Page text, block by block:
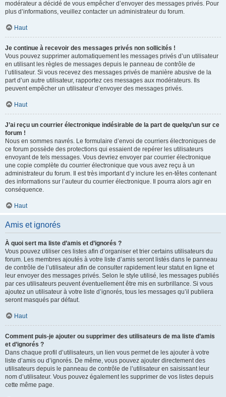
modérateur a décidé de vous empêcher d’envoyer des messages privés. Pour
plus d’informations, veuillez contacter un administrateur du forum.
Haut
Je continue à recevoir des messages privés non sollicités !
Vous pouvez supprimer automatiquement les messages privés d’un utilisateur
en utilisant les règles de messages depuis le panneau de contrôle de
l’utilisateur. Si vous recevez des messages privés de manière abusive de la
part d’un autre utilisateur, rapportez ces messages aux modérateurs. Ils
peuvent empêcher un utilisateur d’envoyer des messages privés.
Haut
J’ai reçu un courrier électronique indésirable de la part de quelqu’un sur ce
forum !
Nous en sommes navrés. Le formulaire d’envoi de courriers électroniques de
ce forum possède des protections qui essaient de repérer les utilisateurs
envoyant de tels messages. Vous devriez envoyer par courrier électronique
une copie complète du courrier électronique que vous avez reçu à un
administrateur du forum. Il est très important d’y inclure les en-têtes contenant
des informations sur l’auteur du courrier électronique. Il pourra alors agir en
conséquence.
Haut
Amis et ignorés
À quoi sert ma liste d’amis et d’ignorés ?
Vous pouvez utiliser ces listes afin d’organiser et trier certains utilisateurs du
forum. Les membres ajoutés à votre liste d’amis seront listés dans le panneau
de contrôle de l’utilisateur afin de consulter rapidement leur statut en ligne et
leur envoyer des messages privés. Selon le style utilisé, les messages publiés
par ces utilisateurs peuvent éventuellement être mis en surbrillance. Si vous
ajoutez un utilisateur à votre liste d’ignorés, tous les messages qu’il publiera
seront masqués par défaut.
Haut
Comment puis-je ajouter ou supprimer des utilisateurs de ma liste d’amis
et d’ignorés ?
Dans chaque profil d’utilisateurs, un lien vous permet de les ajouter à votre
liste d’amis ou d’ignorés. De même, vous pouvez ajouter directement des
utilisateurs depuis le panneau de contrôle de l’utilisateur en saisissant leur
nom d’utilisateur. Vous pouvez également les supprimer de vos listes depuis
cette même page.